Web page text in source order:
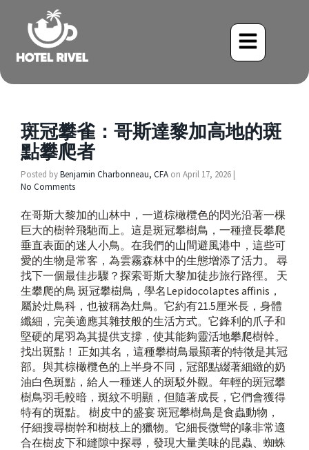
斑冠攀雀：哥斯達黎加高地的斑
點攀爬者
Posted byBenjamin Charbonneau, CFA on April 17, 2026 |
No Comments
在哥斯大黎加的山林中，一道棕橄欖色的閃光沿著一棵
巨大的樹幹飛馳而上。這是斑冠攀樹鳥，一種擅長攀爬
垂直表面的迷人小鳥。在我們的山間避風港中，這些可
愛的生物是常客，為雲霧森林中的生態增添了活力。 尋
找下一個最佳步驟？探索哥斯大黎加徒步旅行路徑。 天
生攀爬的鳥 斑冠攀樹鳥，學名Lepidocolaptes affinis，
屬於灶鳥科，也被稱為灶鳥。它約有21.5厘米長，身體
纖細，完美適應其雜技般的生活方式。它鋒利的爪子和
堅硬的尾羽為其提供支撐，使其能夠靈活地攀爬樹幹。
找出斑點！ 正如其名，這種攀樹鳥最顯著的特徵是其冠
部。與其棕橄欖色的上半身不同，冠部點綴著細緻的奶
油白色斑點，給人一種迷人的斑駁外觀。年輕的斑冠攀
樹鳥羽毛較暗，斑紋不明顯，但隨著成長，它們會獲得
特有的斑點。 樹皮中的盛宴 斑冠攀樹鳥是食蟲動物，
仔細搜尋樹幹和樹枝上的獵物。它細長微彎的喙非常適
合在樹皮下和縫隙中探尋，發現大量美味的昆蟲、蜘蛛